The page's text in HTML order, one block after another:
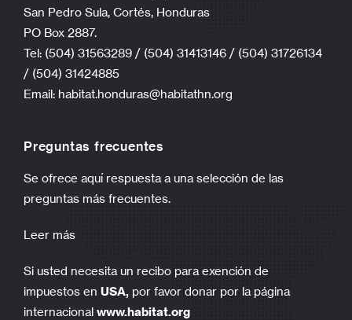
San Pedro Sula, Cortés, Honduras
PO Box 2887.
Tel: (504) 31563289 / (504) 31413146 / (504) 31726134
/ (504) 31424885
Email: habitat.honduras@habitathn.org
Preguntas frecuentes
Se ofrece aquí respuesta a una selección de las
preguntas más frecuentes.
Leer más
Si usted necesita un recibo para exención de
impuestos en USA, por favor donar por la página
internacional www.habitat.org